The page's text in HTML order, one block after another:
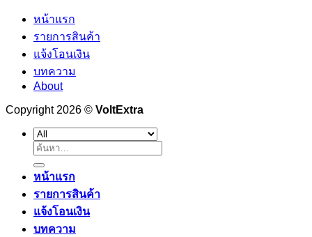
หน้าแรก
รายการสินค้า
แจ้งโอนเงิน
บทความ
About
Copyright 2026 © VoltExtra
ค้นหา:
หน้าแรก
รายการสินค้า
แจ้งโอนเงิน
บทความ